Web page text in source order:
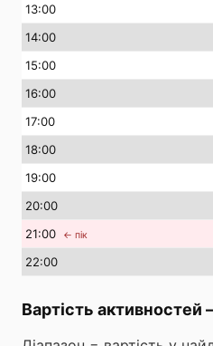
13:00
14:00
15:00
16:00
17:00
18:00
19:00
20:00
21:00 ← пік
22:00
Вартість активностей